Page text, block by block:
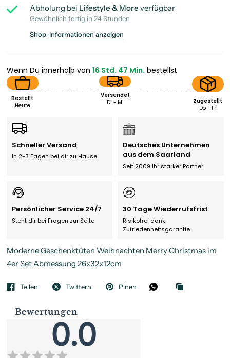
Abholung bei Lifestyle & More verfügbar
Gewöhnlich fertig in 24 Stunden
Shop-Informationen anzeigen
Wenn Du innerhalb von 16 Std. 47 Min. bestellst
Bestellt
Heute
Versendet
Di - Mi
Zugestellt
Do - Fr
Schneller Versand
In 2-3 Tagen bei dir zu Hause.
Deutsches Unternehmen
aus dem Saarland
Seit 2009 Ihr starker Partner
Persönlicher Service 24/7
Steht dir bei Fragen zur Seite
30 Tage Wiederrufsfrist
Risikofrei dank
Zufriedenheitsgarantie
Moderne Geschenktüten Weihnachten Merry Christmas im
4er Set Abmessung 26x32x12cm
Teilen Twittern Pinen
Bewertungen
0.0